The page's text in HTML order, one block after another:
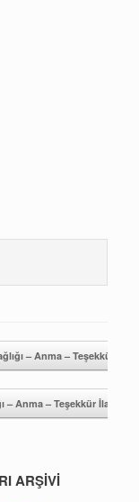
– Anma – Teşekkür
– Anma – Teşekkür İlanları
ARŞİVİ